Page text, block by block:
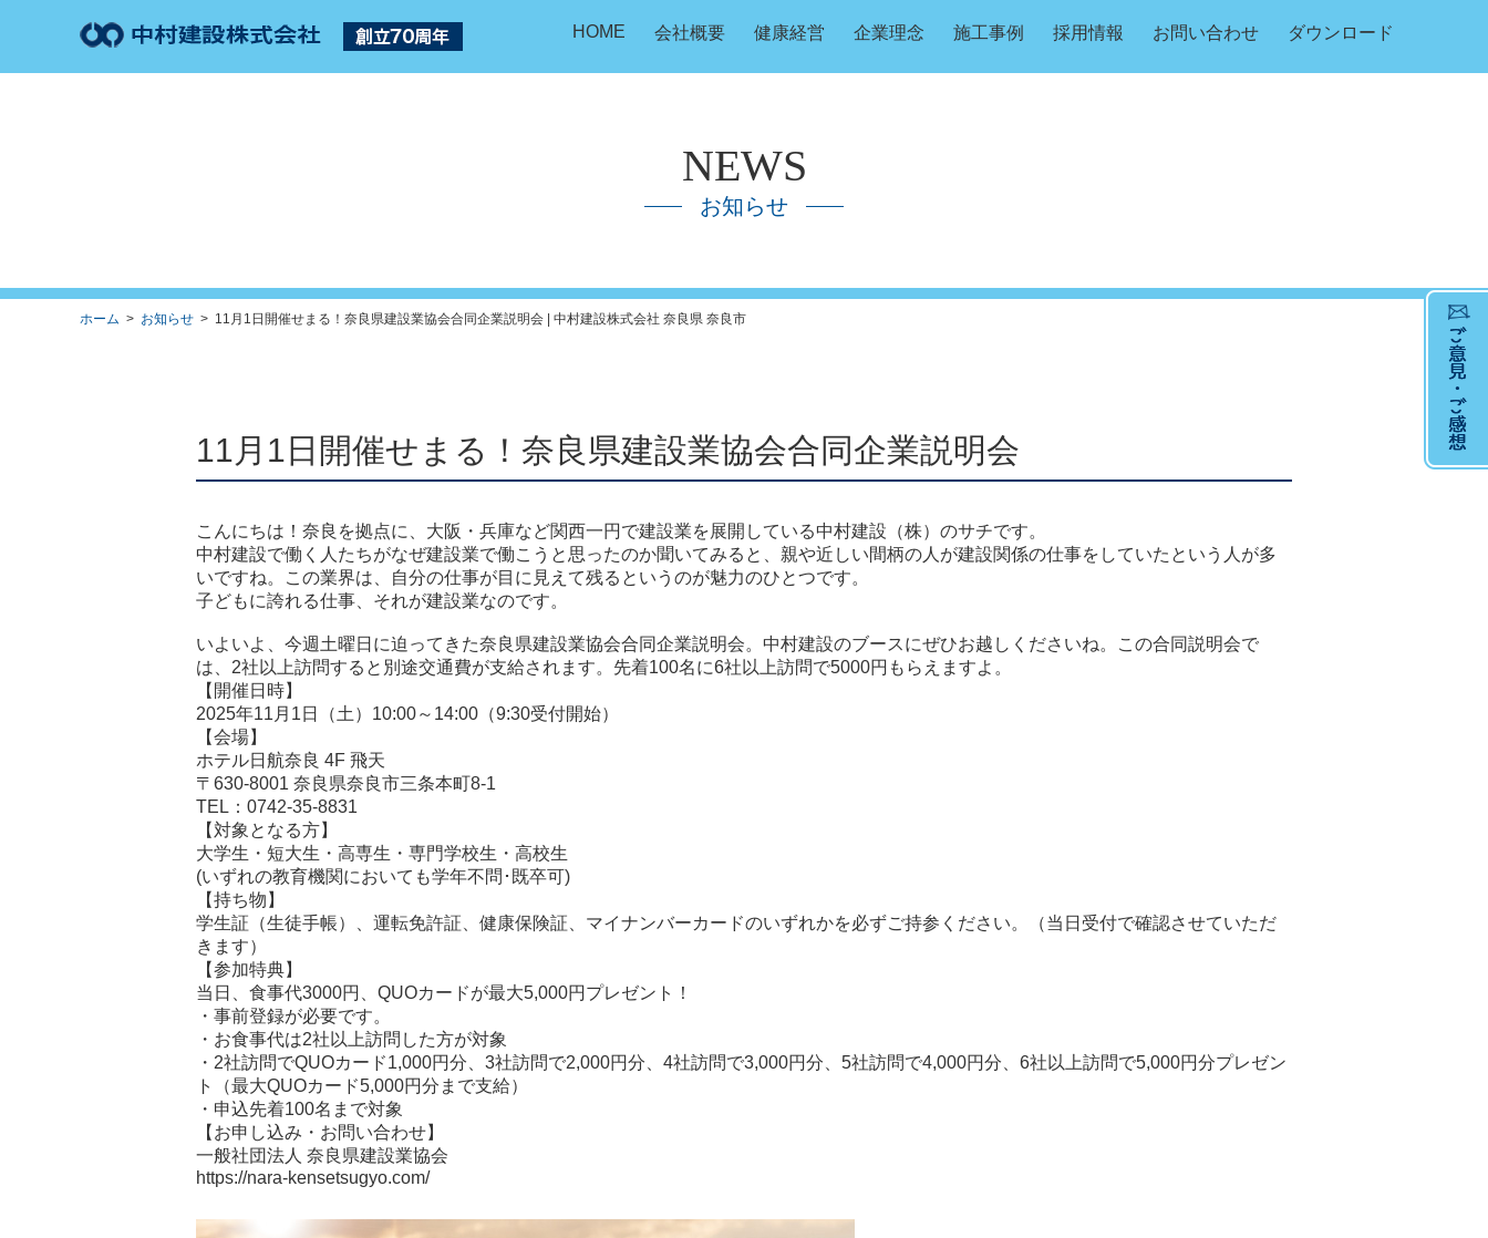
HOME 会社概要 健康経営 企業理念 施工事例 採用情報 お問い合わせ ダウンロード
NEWS
お知らせ
ホーム > お知らせ > 11月1日開催せまる！奈良県建設業協会合同企業説明会 | 中村建設株式会社 奈良県 奈良市
11月1日開催せまる！奈良県建設業協会合同企業説明会
こんにちは！奈良を拠点に、大阪・兵庫など関西一円で建設業を展開している中村建設（株）のサチです。
中村建設で働く人たちがなぜ建設業で働こうと思ったのか聞いてみると、親や近しい間柄の人が建設関係の仕事をしていたという人が多
いですね。この業界は、自分の仕事が目に見えて残るというのが魅力のひとつです。
子どもに誇れる仕事、それが建設業なのです。
いよいよ、今週土曜日に迫ってきた奈良県建設業協会合同企業説明会。中村建設のブースにぜひお越しくださいね。この合同説明会で
は、2社以上訪問すると別途交通費が支給されます。先着100名に6社以上訪問で5000円もらえますよ。
【開催日時】
2025年11月1日（土）10:00～14:00（9:30受付開始）
【会場】
ホテル日航奈良 4F 飛天
〒630-8001 奈良県奈良市三条本町8-1
TEL：0742-35-8831
【対象となる方】
大学生・短大生・高専生・専門学校生・高校生
(いずれの教育機関においても学年不問･既卒可)
【持ち物】
学生証（生徒手帳）、運転免許証、健康保険証、マイナンバーカードのいずれかを必ずご持参ください。（当日受付で確認させていただ
きます）
【参加特典】
当日、食事代3000円、QUOカードが最大5,000円プレゼント！
・事前登録が必要です。
・お食事代は2社以上訪問した方が対象
・2社訪問でQUOカード1,000円分、3社訪問で2,000円分、4社訪問で3,000円分、5社訪問で4,000円分、6社以上訪問で5,000円分プレゼン
ト（最大QUOカード5,000円分まで支給）
・申込先着100名まで対象
【お申し込み・お問い合わせ】
一般社団法人 奈良県建設業協会
https://nara-kensetsugyo.com/